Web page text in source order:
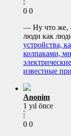
0 0
— Ну что же,
люди как
устройства,
колпаками,
известные
Anonim
1 yıl önce
0 0